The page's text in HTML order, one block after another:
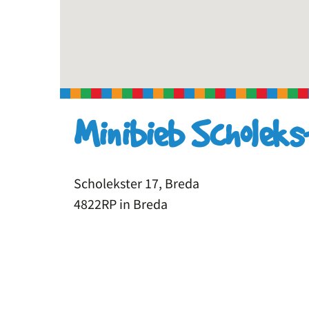
Minibieb
Scholekster 17, Breda
4822RP in Breda